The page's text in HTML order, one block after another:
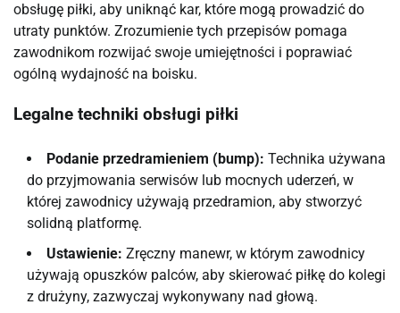
obsługę piłki, aby uniknąć kar, które mogą prowadzić do
utraty punktów. Zrozumienie tych przepisów pomaga
zawodnikom rozwijać swoje umiejętności i poprawiać
ogólną wydajność na boisku.
Legalne techniki obsługi piłki
Podanie przedramieniem (bump): Technika używana
do przyjmowania serwisów lub mocnych uderzeń, w
której zawodnicy używają przedramion, aby stworzyć
solidną platformę.
Ustawienie: Zręczny manewr, w którym zawodnicy
używają opuszków palców, aby skierować piłkę do kolegi
z drużyny, zazwyczaj wykonywany nad głową.